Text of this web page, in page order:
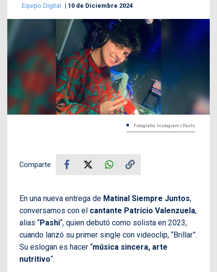
Equipo Digital 10 de Diciembre 2024
Fotografía: Instagram | Pashi
Comparte
En una nueva entrega de Matinal Siempre Juntos,
conversamos con el cantante Patricio Valenzuela,
alias “Pashi“, quien debutó como solista en 2023,
cuando lanzó su primer single con videoclip, “Brillar”.
Su eslogan es hacer “música sincera, arte
nutritivo“.